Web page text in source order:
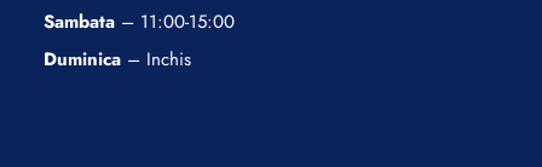
Sambata – 11:00-15:00
Duminica – Inchis